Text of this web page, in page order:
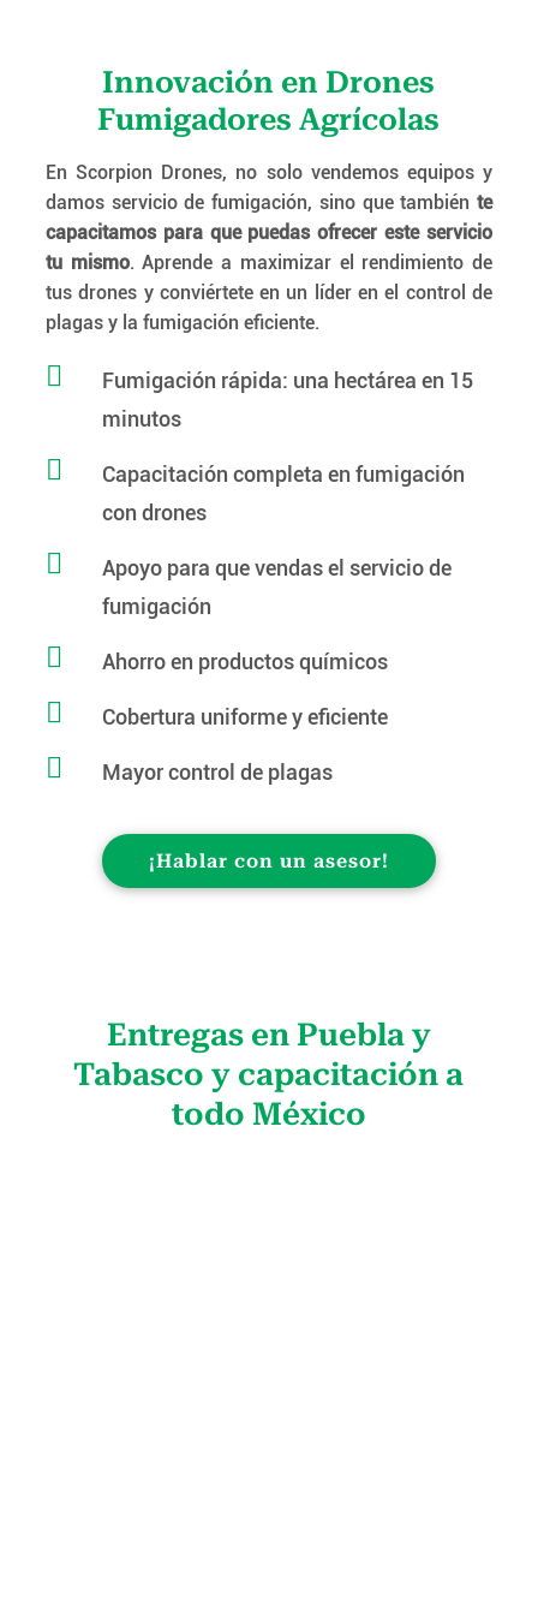
Innovación en Drones
Fumigadores Agrícolas
En Scorpion Drones, no solo vendemos equipos y
damos servicio de fumigación, sino que también te
capacitamos para que puedas ofrecer este servicio
tu mismo. Aprende a maximizar el rendimiento de
tus drones y conviértete en un líder en el control de
plagas y la fumigación eficiente.

Fumigación rápida: una hectárea en 15
minutos

Capacitación completa en fumigación
con drones

Apoyo para que vendas el servicio de
fumigación
 Ahorro en productos químicos
 Cobertura uniforme y eficiente
 Mayor control de plagas
¡Hablar con un asesor!
Entregas en Puebla y
Tabasco y capacitación a
todo México